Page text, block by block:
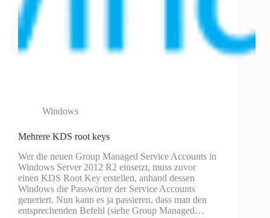
Windows
Mehrere KDS root keys
Wer die neuen Group Managed Service Accounts in
Windows Server 2012 R2 einsetzt, muss zuvor
einen KDS Root Key erstellen, anhand dessen
Windows die Passwörter der Service Accounts
generiert. Nun kann es ja passieren, dass man den
entsprechenden Befehl (siehe Group Managed…